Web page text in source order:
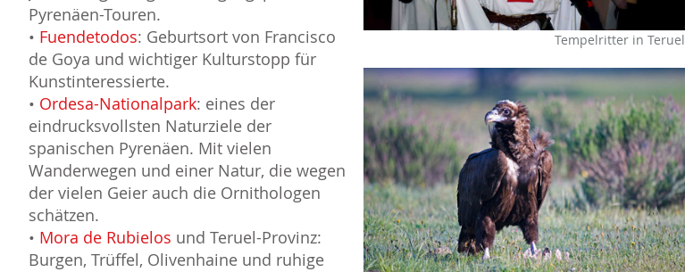
Tempelritter in Teruel
Pyrenäen-Touren.
• Fuendetodos: Geburtsort von Francisco
de Goya und wichtiger Kulturstopp für
Kunstinteressierte.
• Ordesa-Nationalpark: eines der
eindrucksvollsten Naturziele der
spanischen Pyrenäen. Mit vielen
Wanderwegen und einer Natur, die wegen
der vielen Geier auch die Ornithologen
schätzen.
• Mora de Rubielos und Teruel-Provinz:
Burgen, Trüffel, Olivenhaine und ruhige